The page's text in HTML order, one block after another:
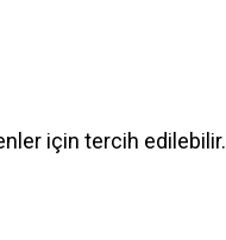
için tercih edilebilir.